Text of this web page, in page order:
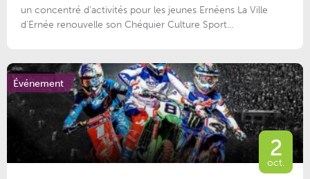
un concentré d’activités pour les jeunes Ernéens La Ville
d’Ernée renouvelle son Chéquier Culture Sport...
Événement
2
oct.